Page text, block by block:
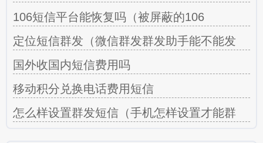
106短信平台能恢复吗（被屏蔽的106
定位短信群发（微信群发群发助手能不能发
国外收国内短信费用吗
移动积分兑换电话费用短信
怎么样设置群发短信（手机怎样设置才能群